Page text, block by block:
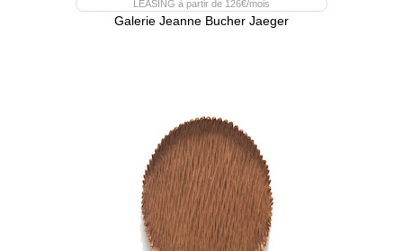
LEASING à partir de 126€/mois
Galerie Jeanne Bucher Jaeger